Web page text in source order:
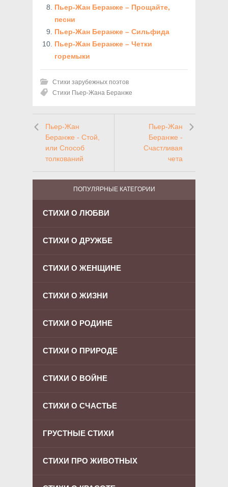
Пьер-Жан Беранже – Прощайте,
песни
Пьер-Жан Беранже – Сильфида
Пьер-Жан Беранже – Четки
горемыки
Стихи зарубежных поэтов
Стихи Пьер-Жана Беранже
Пьер-Жан
Беранже - Стой,
или Способ
толкований
Пьер-Жан
Беранже -
Счастливая
чета
ПОПУЛЯРНЫЕ КАТЕГОРИИ
СТИХИ О ЛЮБВИ
СТИХИ О ДРУЖБЕ
СТИХИ О ЖЕНЩИНЕ
СТИХИ О ЖИЗНИ
СТИХИ О РОДИНЕ
СТИХИ О ПРИРОДЕ
СТИХИ О ВОЙНЕ
СТИХИ О СЧАСТЬЕ
ГРУСТНЫЕ СТИХИ
СТИХИ ПРО ЖИВОТНЫХ